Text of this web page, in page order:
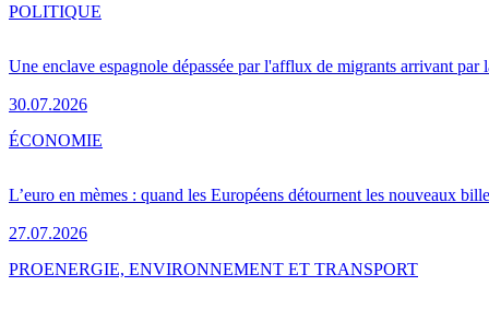
Une enclave espagnole dépassée par l'afflux de migrants arrivant par
30.07.2026
POLITIQUE
L’euro en mèmes : quand les Européens détournent les nouveaux
27.07.2026
ÉCONOMIE
PROENERGIE, ENVIRONNEMENT ET TRANSPORT